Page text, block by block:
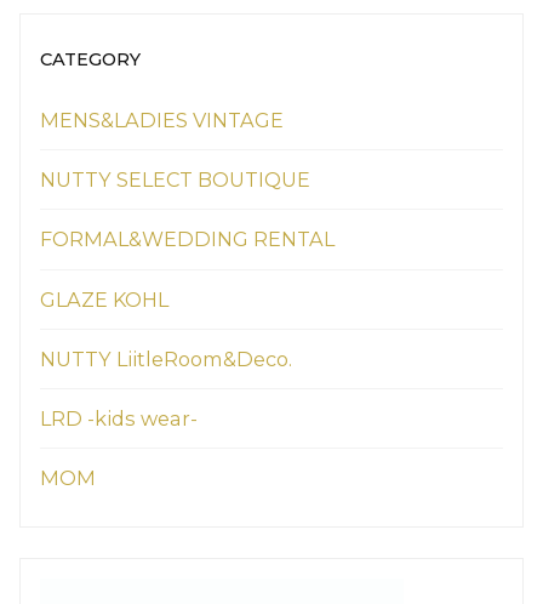
CATEGORY
MENS&LADIES VINTAGE
NUTTY SELECT BOUTIQUE
FORMAL&WEDDING RENTAL
GLAZE KOHL
NUTTY LiitleRoom&Deco.
LRD -kids wear-
MOM